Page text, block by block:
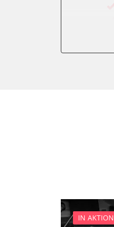
IN AKTION